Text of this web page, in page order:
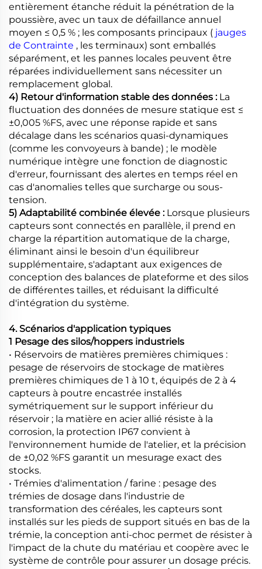
entièrement étanche réduit la pénétration de la
poussière, avec un taux de défaillance annuel
moyen ≤ 0,5 % ; les composants principaux ( jauges
de Contrainte , les terminaux) sont emballés
séparément, et les pannes locales peuvent être
réparées individuellement sans nécessiter un
remplacement global.
4) Retour d'information stable des données : La
fluctuation des données de mesure statique est ≤
±0,005 %FS, avec une réponse rapide et sans
décalage dans les scénarios quasi-dynamiques
(comme les convoyeurs à bande) ; le modèle
numérique intègre une fonction de diagnostic
d'erreur, fournissant des alertes en temps réel en
cas d'anomalies telles que surcharge ou sous-
tension.
5) Adaptabilité combinée élevée : Lorsque plusieurs
capteurs sont connectés en parallèle, il prend en
charge la répartition automatique de la charge,
éliminant ainsi le besoin d'un équilibreur
supplémentaire, s'adaptant aux exigences de
conception des balances de plateforme et des silos
de différentes tailles, et réduisant la difficulté
d'intégration du système.
4. Scénarios d'application typiques
1 Pesage des silos/hoppers industriels
• Réservoirs de matières premières chimiques :
pesage de réservoirs de stockage de matières
premières chimiques de 1 à 10 t, équipés de 2 à 4
capteurs à poutre encastrée installés
symétriquement sur le support inférieur du
réservoir ; la matière en acier allié résiste à la
corrosion, la protection IP67 convient à
l'environnement humide de l'atelier, et la précision
de ±0,02 %FS garantit un mesurage exact des
stocks.
• Trémies d'alimentation / farine : pesage des
trémies de dosage dans l'industrie de
transformation des céréales, les capteurs sont
installés sur les pieds de support situés en bas de la
trémie, la conception anti-choc permet de résister à
l'impact de la chute du matériau et coopère avec le
système de contrôle pour assurer un dosage précis.